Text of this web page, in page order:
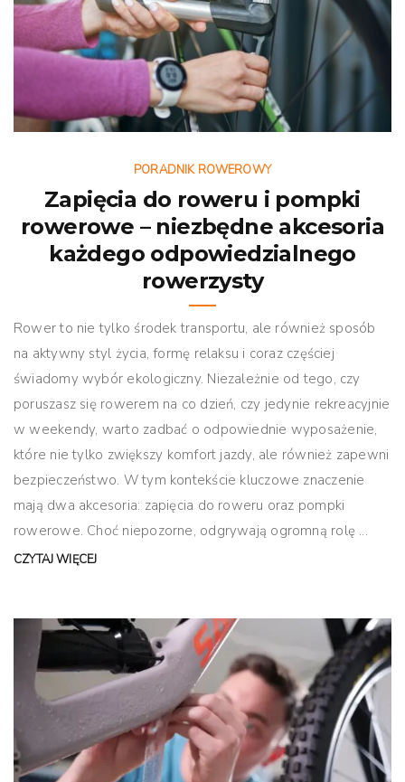
PORADNIK ROWEROWY
Zapięcia do roweru i pompki
rowerowe – niezbędne akcesoria
każdego odpowiedzialnego
rowerzysty
Rower to nie tylko środek transportu, ale również sposób
na aktywny styl życia, formę relaksu i coraz częściej
świadomy wybór ekologiczny. Niezależnie od tego, czy
poruszasz się rowerem na co dzień, czy jedynie rekreacyjnie
w weekendy, warto zadbać o odpowiednie wyposażenie,
które nie tylko zwiększy komfort jazdy, ale również zapewni
bezpieczeństwo. W tym kontekście kluczowe znaczenie
mają dwa akcesoria: zapięcia do roweru oraz pompki
rowerowe. Choć niepozorne, odgrywają ogromną rolę ...
CZYTAJ WIĘCEJ